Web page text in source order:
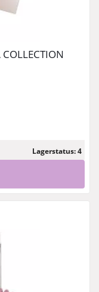
COLLECTION
Lagerstatus: 4